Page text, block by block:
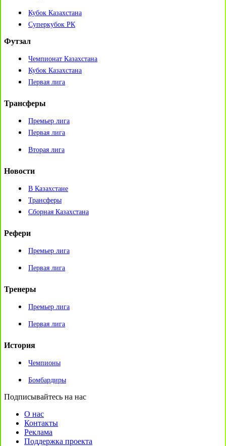
Кубок Казахстана
Суперкубок РК
Футзал
Чемпионат Казахстана
Кубок Казахстана
Первая лига
Трансферы
Премьер лига
Первая лига
Вторая лига
Новости
В Казахстане
Трансферы
Сборная Казахстана
Рефери
Премьер лига
Первая лига
Тренеры
Премьер лига
Первая лига
История
Чемпионы
Бомбардиры
Подписывайтесь на нас
О нас
Контакты
Реклама
Поддержка проекта